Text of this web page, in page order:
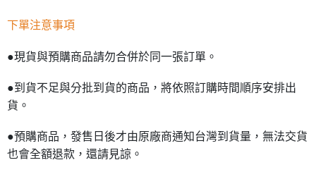
下單注意事項
●現貨與預購商品請勿合併於同一張訂單。
●到貨不足與分批到貨的商品，將依照訂購時間順序安排出
貨。
●預購商品，發售日後才由原廠商通知台灣到貨量，無法交貨
也會全額退款，還請見諒。